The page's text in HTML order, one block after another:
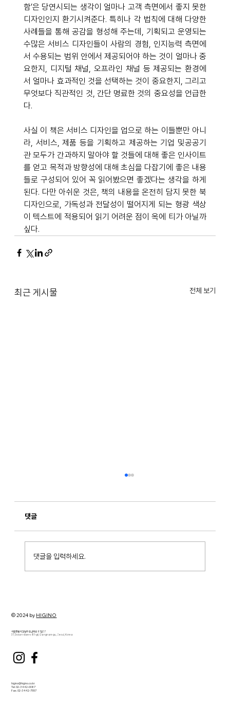
함’은 당연시되는 생각이 얼마나 고객 측면에서 좋지 못한
디자인인지 환기시켜준다. 특히나 각 법칙에 대해 다양한
사례들을 통해 공감을 형성해 주는데, 기획되고 운영되는
수많은 서비스 디자인들이 사람의 경험, 인지능력 측면에
서 수용되는 범위 안에서 제공되어야 하는 것이 얼마나 중
요한지, 디지털 채널, 오프라인 채널 등 제공되는 환경에
서 얼마나 효과적인 것을 선택하는 것이 중요한지, 그리고
무엇보다 직관적인 것, 간단 명료한 것의 중요성을 언급한
다.
사실 이 책은 서비스 디자인을 업으로 하는 이들뿐만 아니
라, 서비스, 제품 등을 기획하고 제공하는 기업 및공공기
관 모두가 간과하지 말아야 할 것들에 대해 좋은 인사이트
를 얻고 목적과 방향성에 대해 초심을 다잡기에 좋은 내용
들로 구성되어 있어 꼭 읽어봤으면 좋겠다는 생각을 하게
된다. 다만 아쉬운 것은, 책의 내용을 온전히 담지 못한 북
디자인으로, 가독성과 전달성이 떨어지게 되는 형광 색상
이 텍스트에 적용되어 읽기 어려운 점이 옥에 티가 아닐까
싶다.
최근 게시물 전체 보기
댓글
댓글을 입력하세요.
© 2024 by HIGINO
higino@higino.co.kr
Tel. 02-3442-0087
Fax. 02-3442-7557
서울특별시 강남구 도산대로 81길 37
37, Dosan-daero 81-gil, Gangnam-gu, Seoul, Korea